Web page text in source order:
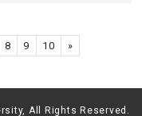
8 9 10 »
All Rights Reserved.